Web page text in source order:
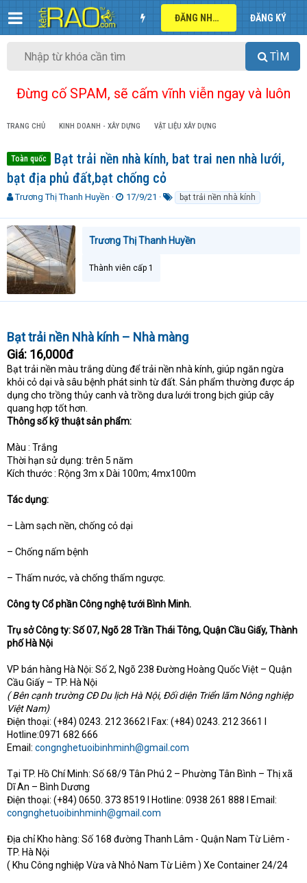
ĐĂNG NHẬP ĐĂNG KÝ
TÌM
Đừng cố SPAM, sẽ cấm vĩnh viễn ngay và luôn
TRANG CHỦ KINH DOANH - XÂY DỰNG VẬT LIỆU XÂY DỰNG
Toàn quốc
Bạt trải nền nhà kính, bat trai nen nhà lưới,
bạt địa phủ đất,bạt chống cỏ
T
r
e
a
d
s
t
a
e
r
Trương Thị Thanh Huyền
N
à
y
g
i
17/9/21
k
h
ó
bạt trải nền nhà kính
Trương Thị Thanh Huyền
Thành viên cấp 1
Bạt trải nền Nhà kính – Nhà màng
Giá: 16,000đ
Bạt trải nền màu trắng dùng để trải nền nhà kính, giúp ngăn ngừa
khỏi cỏ dại và sâu bệnh phát sinh từ đất. Sản phẩm thường được áp
dụng cho trồng thủy canh và trồng dưa lưới trong bịch giúp cây
quang hợp tốt hơn.
Thông số kỹ thuật sản phẩm:
Màu : Trắng
Thời hạn sử dụng: trên 5 năm
Kích thước : Rộng 3m x Dài 100m; 4mx100m
Tác dụng:
– Làm sạch nền, chống cỏ dại
– Chống nấm bệnh
– Thấm nước, và chống thấm ngược.
Công ty Cổ phần Công nghệ tưới Bình Minh.
Trụ sở Công ty: Số 07, Ngõ 28 Trần Thái Tông, Quận Cầu Giấy, Thành
phố Hà Nội
VP bán hàng Hà Nội: Số 2, Ngõ 238 Đường Hoàng Quốc Việt – Quận
Cầu Giấy – TP. Hà Nội
( Bên cạnh trường CĐ Du lịch Hà Nội, Đối diện Triển lãm Nông nghiệp
Việt Nam)
Điện thoại: (+84) 0243. 212 3662 I Fax: (+84) 0243. 212 3661 I
Hotline:0971 682 666
Email: congnghetuoibinhminh@gmail.com
Tại TP. Hồ Chí Minh: Số 68/9 Tân Phú 2 – Phường Tân Bình – Thị xã
Dĩ An – Bình Dương
Điện thoại: (+84) 0650. 373 8519 I Hotline: 0938 261 888 I Email:
congnghetuoibinhminh@gmail.com
Địa chỉ Kho hàng: Số 168 đường Thanh Lâm - Quận Nam Từ Liêm -
TP. Hà Nội
( Khu Công nghiệp Vừa và Nhỏ Nam Từ Liêm ) Xe Container 24/24